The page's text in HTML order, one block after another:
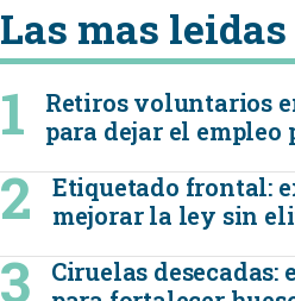
Las mas leidas
Retiros voluntarios
para dejar el empleo
Etiquetado frontal:
mejorar la ley sin
Ciruelas